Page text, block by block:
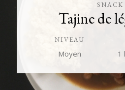
SNACK
Tajine de
NIVEAU
Moyen 1